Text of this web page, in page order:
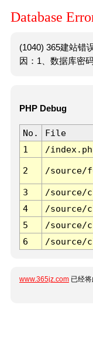
Database
(1040) 365建站错
因：1、数据库密
PHP Debug
No. File
1
/
2 /source/
3 /source/
4
/source/
5
/source/
6
/source/
www.365jz.com 已经